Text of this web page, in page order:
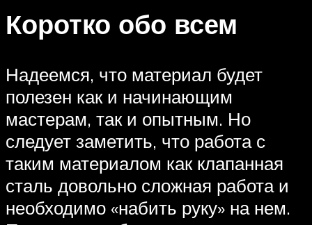
Коротко обо всем
Надеемся, что материал будет
полезен как и начинающим
мастерам, так и опытным. Но
следует заметить, что работа с
таким материалом как клапанная
сталь довольно сложная работа и
необходимо «набить руку» на нем.